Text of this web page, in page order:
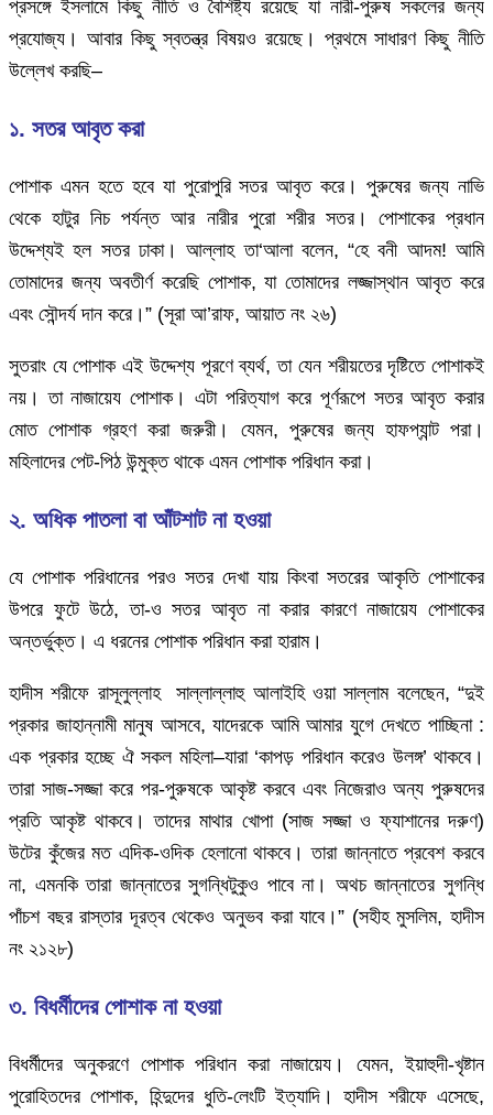
প্রসঙ্গে ইসলামে কিছু নীতি ও বৈশিষ্ট্য রয়েছে যা নারী-পুরুষ সকলের জন্য
প্রযোজ্য। আবার কিছু স্বতন্ত্র বিষয়ও রয়েছে। প্রথমে সাধারণ কিছু নীতি
উল্লেখ করছি–
১. সতর আবৃত করা
পোশাক এমন হতে হবে যা পুরোপুরি সতর আবৃত করে। পুরুষের জন্য নাভি
থেকে হাটুর নিচ পর্যন্ত আর নারীর পুরো শরীর সতর। পোশাকের প্রধান
উদ্দেশ্যই হল সতর ঢাকা। আল্লাহ তা‘আলা বলেন, “হে বনী আদম! আমি
তোমাদের জন্য অবতীর্ণ করেছি পোশাক, যা তোমাদের লজ্জাস্থান আবৃত করে
এবং সৌন্দর্য দান করে।” (সূরা আ’রাফ, আয়াত নং ২৬)
সুতরাং যে পোশাক এই উদ্দেশ্য পূরণে ব্যর্থ, তা যেন শরীয়তের দৃষ্টিতে পোশাকই
নয়। তা নাজায়েয পোশাক। এটা পরিত্যাগ করে পূর্ণরূপে সতর আবৃত করার
মোত পোশাক গ্রহণ করা জরুরী। যেমন, পুরুষের জন্য হাফপ্যান্ট পরা।
মহিলাদের পেট-পিঠ উন্মুক্ত থাকে এমন পোশাক পরিধান করা।
২. অধিক পাতলা বা আঁটশাট না হওয়া
যে পোশাক পরিধানের পরও সতর দেখা যায় কিংবা সতরের আকৃতি পোশাকের
উপরে ফুটে উঠে, তা-ও সতর আবৃত না করার কারণে নাজায়েয পোশাকের
অন্তর্ভুক্ত। এ ধরনের পোশাক পরিধান করা হারাম।
হাদীস শরীফে রাসূলুল্লাহ সাল্লাল্লাহু আলাইহি ওয়া সাল্লাম বলেছেন, “দুই
প্রকার জাহান্নামী মানুষ আসবে, যাদেরকে আমি আমার যুগে দেখতে পাচ্ছিনা :
এক প্রকার হচ্ছে ঐ সকল মহিলা–যারা ‘কাপড় পরিধান করেও উলঙ্গ’ থাকবে।
তারা সাজ-সজ্জা করে পর-পুরুষকে আকৃষ্ট করবে এবং নিজেরাও অন্য পুরুষদের
প্রতি আকৃষ্ট থাকবে। তাদের মাথার খোপা (সাজ সজ্জা ও ফ্যাশানের দরুণ)
উটের কুঁজের মত এদিক-ওদিক হেলানো থাকবে। তারা জান্নাতে প্রবেশ করবে
না, এমনকি তারা জান্নাতের সুগন্ধিটুকুও পাবে না। অথচ জান্নাতের সুগন্ধি
পাঁচশ বছর রাস্তার দূরত্ব থেকেও অনুভব করা যাবে।” (সহীহ মুসলিম, হাদীস
নং ২১২৮)
৩. বিধর্মীদের পোশাক না হওয়া
বিধর্মীদের অনুকরণে পোশাক পরিধান করা নাজায়েয। যেমন, ইয়াহুদী-খৃষ্টান
পুরোহিতদের পোশাক, হিন্দুদের ধুতি-লেংটি ইত্যাদি। হাদীস শরীফে এসেছে,